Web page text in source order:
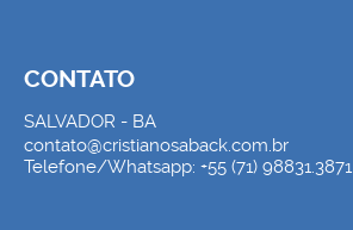
CONTATO
SALVADOR - BA
contato@cristianosaback.com.br
Telefone/Whatsapp: +55 (71) 98831.3871